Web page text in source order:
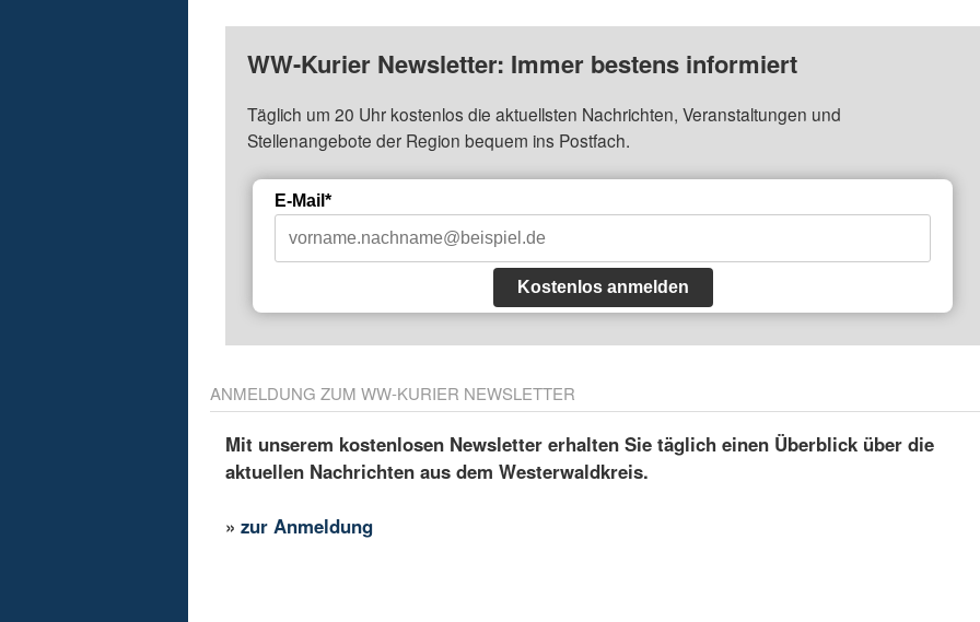
WW-Kurier Newsletter: Immer bestens informiert
Täglich um 20 Uhr kostenlos die aktuellsten Nachrichten, Veranstaltungen und
Stellenangebote der Region bequem ins Postfach.
E-Mail*
Kostenlos anmelden
ANMELDUNG ZUM WW-KURIER NEWSLETTER
Mit unserem kostenlosen Newsletter erhalten Sie täglich einen Überblick über die
aktuellen Nachrichten aus dem Westerwaldkreis.
»zur Anmeldung